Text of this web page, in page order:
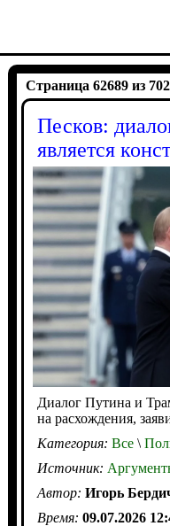
Страница 62689 из
Песков:
является
Диалог Путина и
на расхождения,
Категория: Все\
Источник:
Автор: Игорь
Время: 09.07.2026